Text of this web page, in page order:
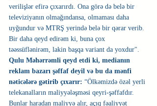
verilişlər efirə çıxarırdı. Ona görə də belə bir
televiziyanın olmağındansa, olmaması daha
uyğundur və MTRŞ yerində belə bir qərar verib.
Bir daha qeyd edirəm ki, buna çox
təəssüflənirəm, lakin başqa variant da yoxdur".
Qulu Məhərrəmli qeyd etdi ki, medianın
reklam bazarı şəffaf deyil və bu da mənfi
nəticələrə gətirib çıxarır: “Ölkəmizdə özəl yerli
telekanalların maliyyələşməsi qeyri-şəffafdır.
Bunlar haradan maliyyə alır, açıq fəaliyyət